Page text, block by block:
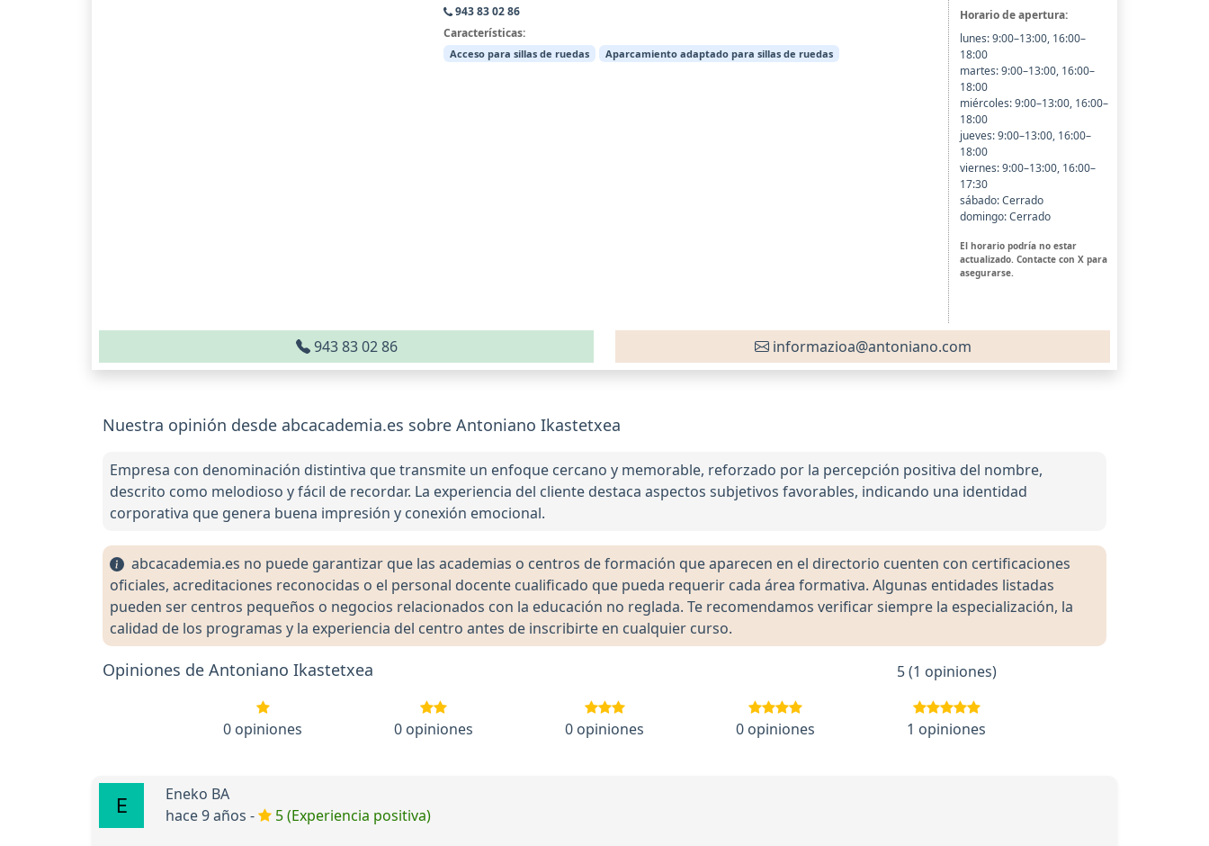
943 83 02 86
Características:
Acceso para sillas de ruedas Aparcamiento adaptado para sillas de ruedas
Horario de apertura:
lunes: 9:00–13:00, 16:00–
18:00
martes: 9:00–13:00, 16:00–
18:00
miércoles: 9:00–13:00, 16:00–
18:00
jueves: 9:00–13:00, 16:00–
18:00
viernes: 9:00–13:00, 16:00–
17:30
sábado: Cerrado
domingo: Cerrado
El horario podría no estar
actualizado. Contacte con X para
asegurarse.
943 83 02 86 informazioa@antoniano.com
Nuestra opinión desde abcacademia.es sobre Antoniano Ikastetxea
Empresa con denominación distintiva que transmite un enfoque cercano y memorable, reforzado por la percepción positiva del nombre,
descrito como melodioso y fácil de recordar. La experiencia del cliente destaca aspectos subjetivos favorables, indicando una identidad
corporativa que genera buena impresión y conexión emocional.
abcacademia.es no puede garantizar que las academias o centros de formación que aparecen en el directorio cuenten con certificaciones
oficiales, acreditaciones reconocidas o el personal docente cualificado que pueda requerir cada área formativa. Algunas entidades listadas
pueden ser centros pequeños o negocios relacionados con la educación no reglada. Te recomendamos verificar siempre la especialización, la
calidad de los programas y la experiencia del centro antes de inscribirte en cualquier curso.
Opiniones de Antoniano Ikastetxea 5 (1 opiniones)
0 opiniones 0 opiniones 0 opiniones 0 opiniones 1 opiniones
Eneko BA
hace 9 años -
5 (Experiencia positiva)